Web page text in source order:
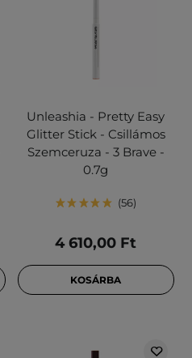
Unleashia - Pretty Easy
Glitter Stick - Csillámos
Szemceruza - 3 Brave -
0.7g
56
4 610,00 Ft
KOSÁRBA